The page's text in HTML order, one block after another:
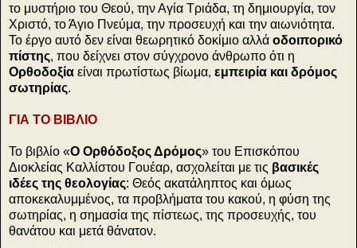
το μυστήριο του Θεού, την Αγία Τριάδα, τη δημιουργία, τον
Χριστό, το Άγιο Πνεύμα, την προσευχή και την αιωνιότητα.
Το έργο αυτό δεν είναι θεωρητικό δοκίμιο αλλά οδοιπορικό
πίστης, που δείχνει στον σύγχρονο άνθρωπο ότι η
Ορθοδοξία είναι πρωτίστως βίωμα, εμπειρία και δρόμος
σωτηρίας.
ΓΙΑ ΤΟ ΒΙΒΛΙΟ
Το βιβλίο «Ο Ορθόδοξος Δρόμος» του Επισκόπου
Διοκλείας Καλλίστου Γουέαρ, ασχολείται με τις βασικές
ιδέες της θεολογίας: Θεός ακατάληπτος και όμως
αποκεκαλυμμένος, τα προβλήματα του κακού, η φύση της
σωτηρίας, η σημασία της πίστεως, της προσευχής, του
θανάτου και μετά θάνατον.